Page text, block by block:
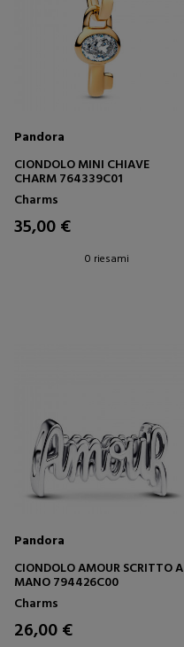
Pandora
CIONDOLO MINI CHIAVE
CHARM 764339C01
Charms
35,00 €
0 riesami
Pandora
CIONDOLO AMOUR SCRITTO A
MANO 794426C00
Charms
26,00 €